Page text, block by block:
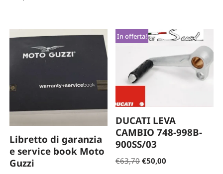
Libretto di garanzia
e service book Moto
Guzzi
In offerta!
DUCATI LEVA
CAMBIO 748-998B-
900SS/03
€63,70 €50,00